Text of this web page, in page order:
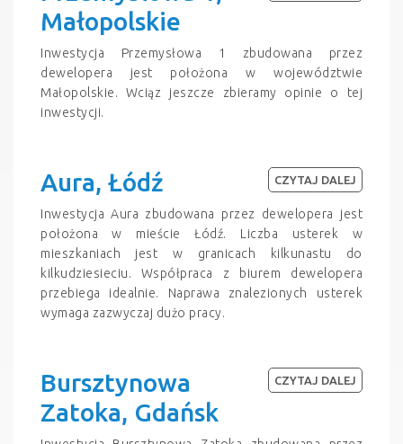
Małopolskie
Inwestycja Przemysłowa 1 zbudowana przez
dewelopera jest położona w województwie
Małopolskie. Wciąz jeszcze zbieramy opinie o tej
inwestycji.
Aura, Łódź
Inwestycja Aura zbudowana przez dewelopera jest
położona w mieście Łódź. Liczba usterek w
mieszkaniach jest w granicach kilkunastu do
kilkudziesieciu. Współpraca z biurem dewelopera
przebiega idealnie. Naprawa znalezionych usterek
wymaga zazwyczaj dużo pracy.
CZYTAJ DALEJ
Bursztynowa
Zatoka, Gdańsk
CZYTAJ DALEJ